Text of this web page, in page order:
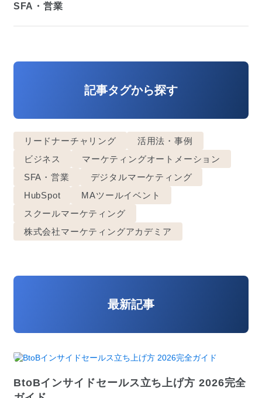
SFA・営業
記事タグから探す
リードナーチャリング
活用法・事例
ビジネス
マーケティングオートメーション
SFA・営業
デジタルマーケティング
HubSpot
MAツールイベント
スクールマーケティング
株式会社マーケティングアカデミア
最新記事
BtoBインサイドセールス立ち上げ方 2026完全